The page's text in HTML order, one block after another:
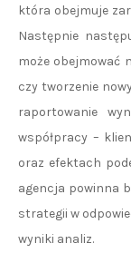
która obejmuje
Następnie
może obejmować
czy tworzenie
raportowanie
współpracy –
oraz efektach
agencja powinna
strategii w
wyniki analiz.